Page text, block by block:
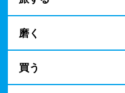
磨く
買う